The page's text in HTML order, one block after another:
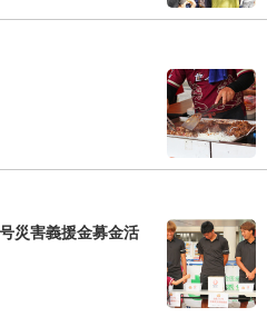
災害義援金募金活